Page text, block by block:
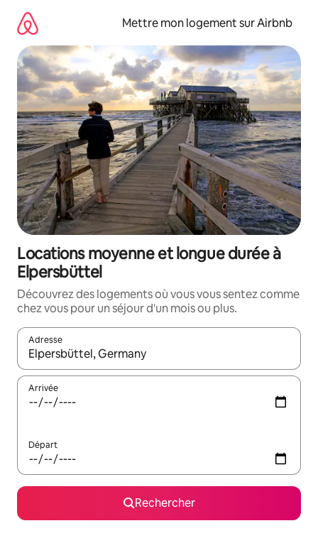
directement
contenu
Mettre mon logement sur Airbnb
Locations moyenne et longue durée à
Elpersbüttel
Découvrez des logements où vous vous sentez comme
chez vous pour un séjour d'un mois ou plus.
Adresse
Lorsque les résultats s'affichent, utilisez les flèches vers le
Arrivée
Départ
Rechercher